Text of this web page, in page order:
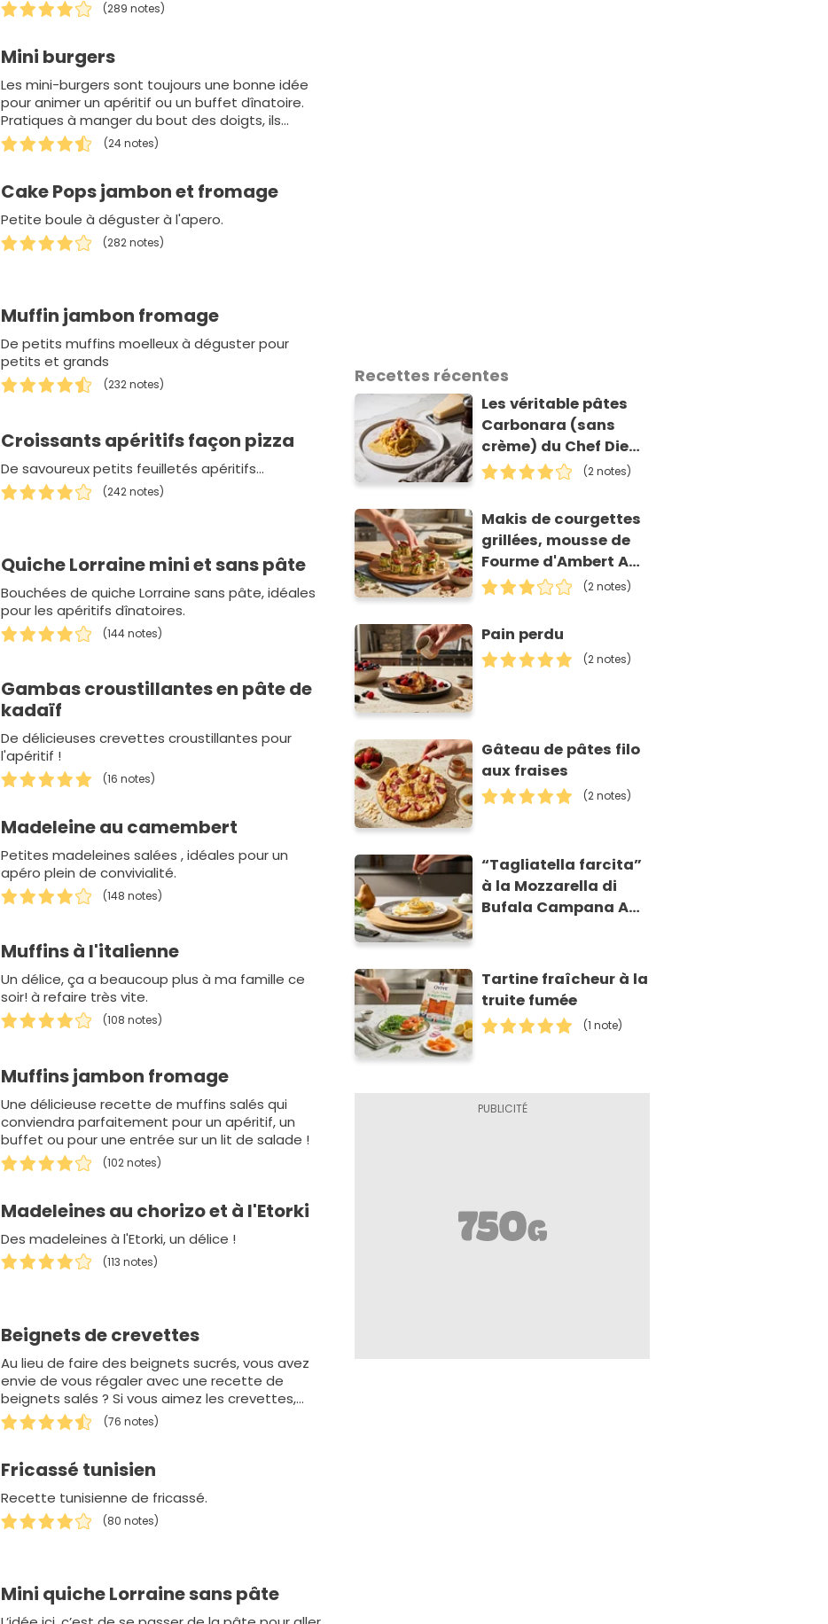
(289 notes)
Mini burgers
Les mini-burgers sont toujours une bonne idée
pour animer un apéritif ou un buffet dînatoire.
Pratiques à manger du bout des doigts, ils…
(24 notes)
Cake Pops jambon et fromage
Petite boule à déguster à l'apero.
(282 notes)
Muffin jambon fromage
De petits muffins moelleux à déguster pour
petits et grands
(232 notes)
Croissants apéritifs façon pizza
De savoureux petits feuilletés apéritifs...
(242 notes)
Quiche Lorraine mini et sans pâte
Bouchées de quiche Lorraine sans pâte, idéales
pour les apéritifs dînatoires.
(144 notes)
Gambas croustillantes en pâte de
kadaïf
De délicieuses crevettes croustillantes pour
l'apéritif !
(16 notes)
Madeleine au camembert
Petites madeleines salées , idéales pour un
apéro plein de convivialité.
(148 notes)
Muffins à l'italienne
Un délice, ça a beaucoup plus à ma famille ce
soir! à refaire très vite.
(108 notes)
Muffins jambon fromage
Une délicieuse recette de muffins salés qui
conviendra parfaitement pour un apéritif, un
buffet ou pour une entrée sur un lit de salade !
(102 notes)
Madeleines au chorizo et à l'Etorki
Des madeleines à l'Etorki, un délice !
(113 notes)
Beignets de crevettes
Au lieu de faire des beignets sucrés, vous avez
envie de vous régaler avec une recette de
beignets salés ? Si vous aimez les crevettes,
vous av…
(76 notes)
Fricassé tunisien
Recette tunisienne de fricassé.
(80 notes)
Mini quiche Lorraine sans pâte
Recettes récentes
Les véritable pâtes
Carbonara (sans
crème) du Chef Diego
Accettulli
(2 notes)
Makis de courgettes
grillées, mousse de
Fourme d'Ambert AOP
et tomates séchées
(2 notes)
Pain perdu
(2 notes)
Gâteau de pâtes filo
aux fraises
(2 notes)
“Tagliatella farcita”
à la Mozzarella di
Bufala Campana AOP
fondue et tuiles
croustillants de
Asiago AOP
Tartine fraîcheur à la
truite fumée
(1 note)